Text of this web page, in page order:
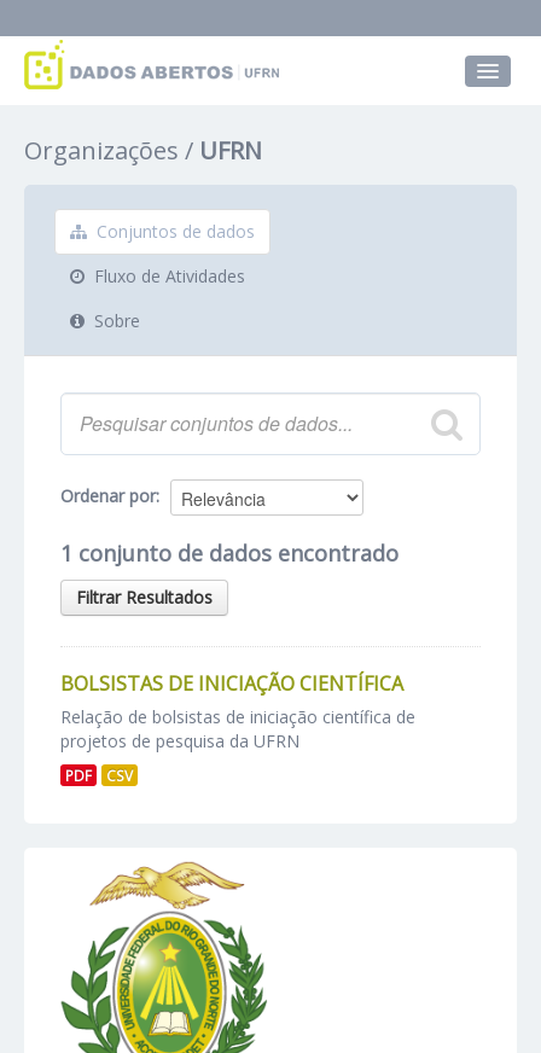
Grupos
Sobre
Organizações UFRN
Conjuntos de dados
Fluxo de Atividades
Sobre
Ordenar por
1 conjunto de dados encontrado
Filtrar Resultados
BOLSISTAS DE INICIAÇÃO CIENTÍFICA
Relação de bolsistas de iniciação científica de
projetos de pesquisa da UFRN
PDF CSV